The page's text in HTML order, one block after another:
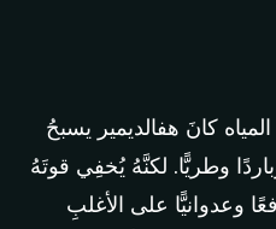
كانَ هفالديمير يسبحُ
وطريًّا. لكنَّهُ يُخفِي قوتَهُ
وعدوانيًّا على الأغلبِ